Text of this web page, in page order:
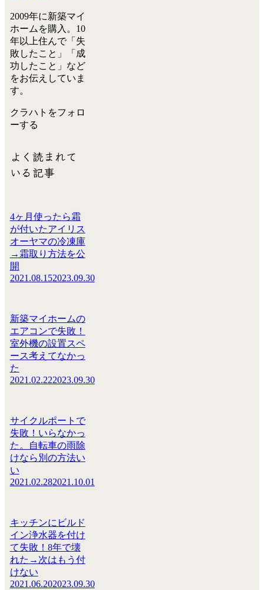
2009年に新築マイ
ホームを購入。10
年以上住んで「失
敗したこと」「成
功したこと」など
をお伝えしていま
す。
クラハトをフォロ
ーする
よく読まれて
いる記事
4ヶ月使ったら霜
が付いたアイリス
オーヤマの冷凍庫
→霜取り方法を公
開
2021.08.152023.09.30
新築マイホームの
エアコンで失敗！
室外機の設置スペ
ース考えてなかっ
た
2021.02.222023.09.30
サイクルポートで
失敗！いらなかっ
た。自転車の雨除
けなら別の方法い
い
2021.02.282021.10.01
キッチンにビルド
イン浄水器を付け
て失敗！8年で壊
れた→次はもう付
けない
2021.06.202023.09.30